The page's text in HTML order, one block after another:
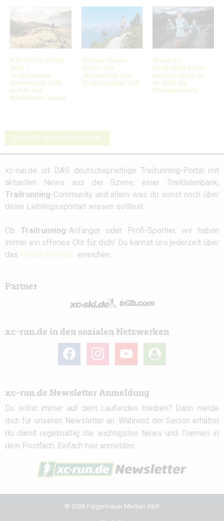
KAT100 by UTMB
2026 –
Trailrunning-
Community trifft
sich in den
Kitzbüheler Alpen
Mythos Sierre-
Zinal – Die
„Kathedrale des
Trailrunnings“ ruft
Wenn die
Dunkelheit keine
Ausrede mehr ist.
So läuft die
Übergangszeit.
Schreibe einen Kommentar
xc-run.de ist DAS deutschsprachige Trailrunning-Portal mit
aktuellen News aus der Szene, einer Traildatenbank,
Trailrunning-Community und allem was du sonst noch über
deine Lieblingssportart wissen solltest.
Ob Trailrunning-Anfänger oder Profi-Sportler, wir haben
immer ein offenes Ohr für dich! Du kannst uns jederzeit über
das Kontaktformular erreichen.
Partner
xc-run.de in den sozialen Netzwerken
facebook instagramyoutube
user-
circle
xc-run.de Newsletter Anmeldung
Du willst immer auf dem Laufenden bleiben? Dann melde
dich für unseren Newsletter an. Während der Saison erhältst
du damit regelmäßig die wichtigsten News und Themen in
dein Postfach. Einfach hier anmelden:
© 2026 Felgenhauer Medien GbR